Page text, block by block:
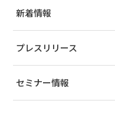
新着情報
プレスリリース
セミナー情報